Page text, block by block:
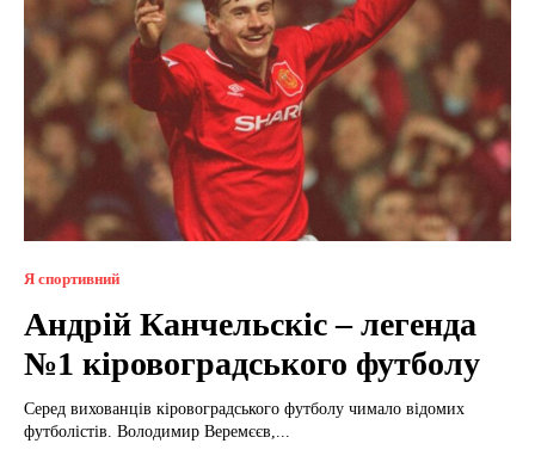
Я спортивний
Андрій Канчельскіс – легенда
№1 кіровоградського футболу
Серед вихованців кіровоградського футболу чимало відомих
футболістів. Володимир Веремєєв,...